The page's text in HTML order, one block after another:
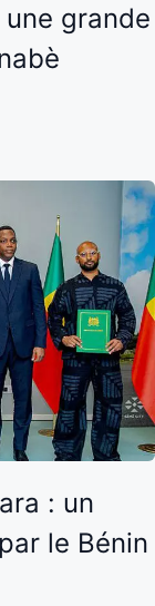
une grande
: un
le Bénin